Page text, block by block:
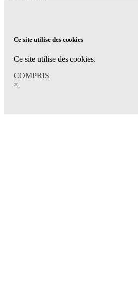
Ce site utilise des cookies
Ce site utilise des cookies.
COMPRIS
×